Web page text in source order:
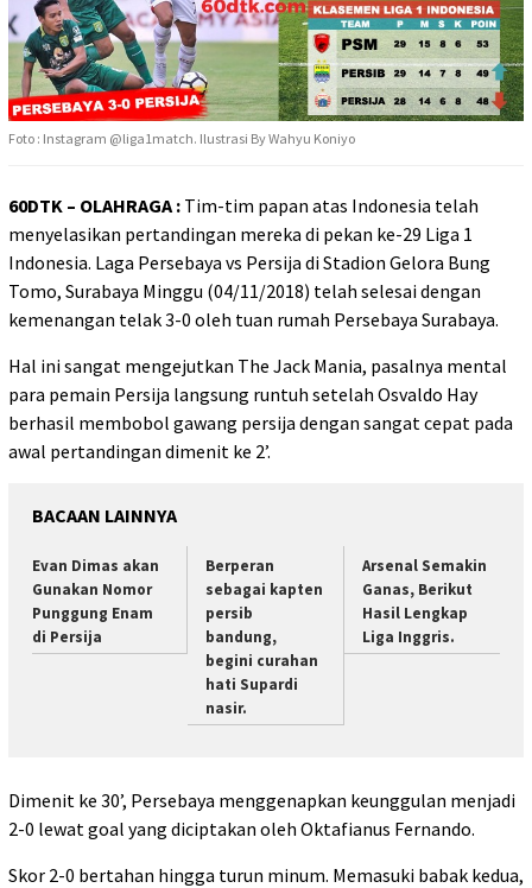
Foto : Instagram @liga1match. Ilustrasi By Wahyu Koniyo
60DTK – OLAHRAGA : Tim-tim papan atas Indonesia telah
menyelasikan pertandingan mereka di pekan ke-29 Liga 1
Indonesia. Laga Persebaya vs Persija di Stadion Gelora Bung
Tomo, Surabaya Minggu (04/11/2018) telah selesai dengan
kemenangan telak 3-0 oleh tuan rumah Persebaya Surabaya.
Hal ini sangat mengejutkan The Jack Mania, pasalnya mental
para pemain Persija langsung runtuh setelah Osvaldo Hay
berhasil membobol gawang persija dengan sangat cepat pada
awal pertandingan dimenit ke 2’.
BACAAN LAINNYA
Evan Dimas akan
Gunakan Nomor
Punggung Enam
di Persija
Berperan
sebagai kapten
persib
bandung,
begini curahan
hati Supardi
nasir.
Arsenal Semakin
Ganas, Berikut
Hasil Lengkap
Liga Inggris.
Dimenit ke 30’, Persebaya menggenapkan keunggulan menjadi
2-0 lewat goal yang diciptakan oleh Oktafianus Fernando.
Skor 2-0 bertahan hingga turun minum. Memasuki babak kedua,